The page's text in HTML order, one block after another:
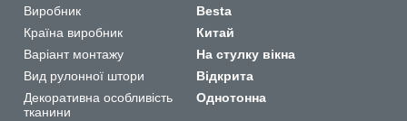
Виробник
Besta
Країна виробник
Китай
Варіант монтажу
На стулку вікна
Вид рулонної штори
Відкрита
Декоративна особливість
тканини
Однотонна